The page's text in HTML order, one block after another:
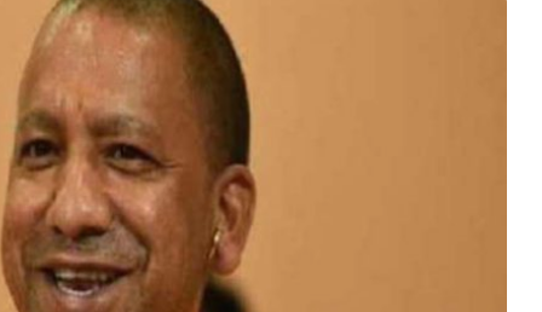
सरकार
भेदभाव
में
बड़ा
भूचाल,
6
सांसदों
ने
छोड़ा
जून 17, 2026
शिवसेना UBT में बड़ा भूचाल, 6 सांसदों ने
छोड़ा साथ, इस पार्टी में हुए शामिल!